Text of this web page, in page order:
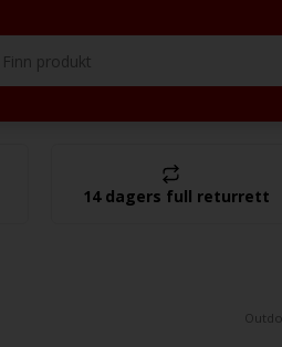
14 dagers full returrett